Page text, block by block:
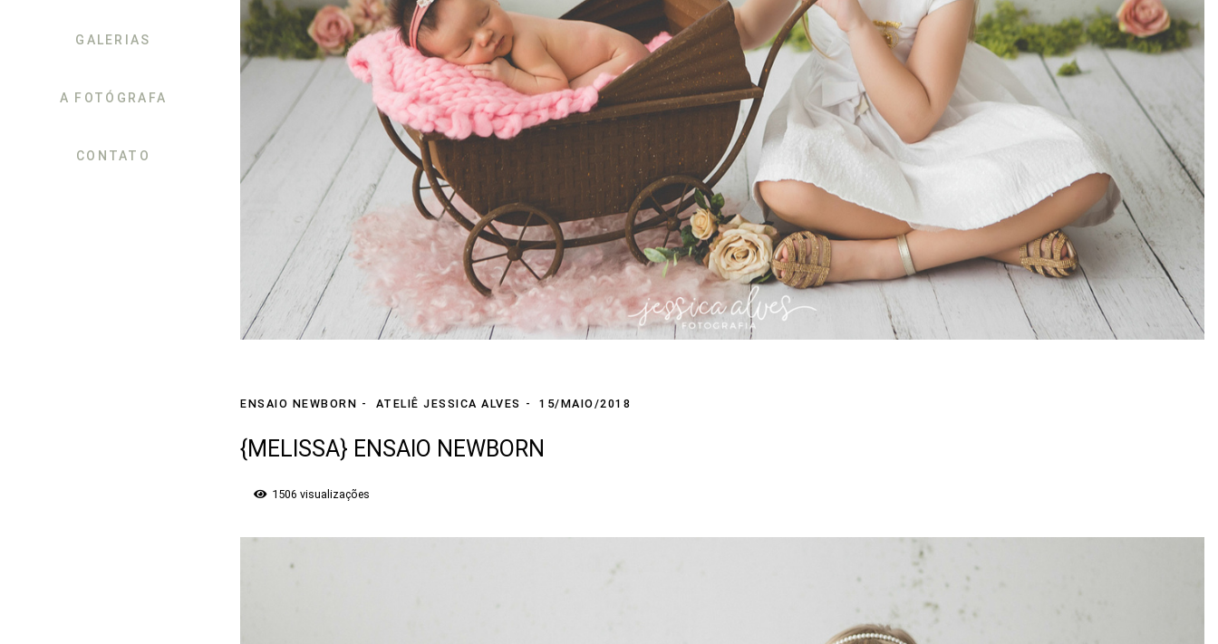
GALERIAS
A FOTÓGRAFA
CONTATO
ENSAIO NEWBORN ATELIÊ JESSICA ALVES 15/MAIO/2018
{MELISSA} ENSAIO NEWBORN
1506 visualizações